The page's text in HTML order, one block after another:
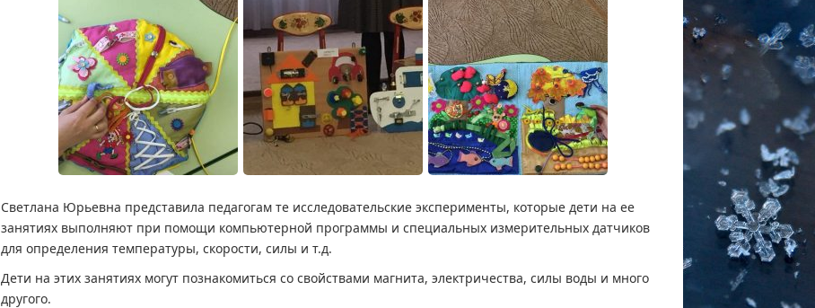
Светлана Юрьевна представила педагогам те исследовательские эксперименты, которые дети на ее
занятиях выполняют при помощи компьютерной программы и специальных измерительных датчиков
для определения температуры, скорости, силы и т.д.
Дети на этих занятиях могут познакомиться со свойствами магнита, электричества, силы воды и много
другого.